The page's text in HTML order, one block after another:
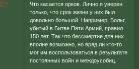
Что касается орков. Лично я уверен
только, что срок жизни у них был
довольно большой. Например, Больг,
убитый в Битве Пяти Армий, правил
150 лет. Так что бессмертие для них
вполне возможно, но вряд ли кто-то
мог им воспользоваться в результате
постоянных войн и междоусобиц.